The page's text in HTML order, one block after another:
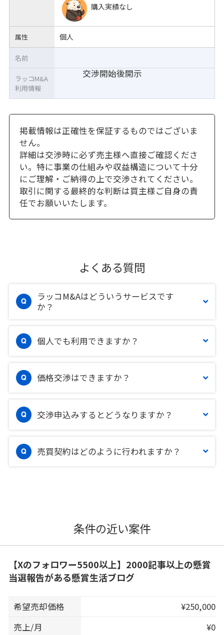
購入実績なし
属性 個人
交渉開始後開示
名前
ラッコM&A
利用情報
掲載情報は正確性を保証するものではございま
せん。
詳細は交渉時に必ず売主様へ直接ご確認くださ
い。特に事業の仕組みや収益構造について十分
にご理解・ご納得の上で交渉されてください。
取引に関する最終的な判断は買主様ご自身の責
任でお願いいたします。
よくある質問
ラッコM&Aはどういうサービスです
か？
個人でも利用できますか？
価格交渉はできますか？
交渉申込みするとどうなりますか？
売買契約はどのように行われますか？
条件の近い案件
【Xのフォロワー5500以上】2000記事以上の懸賞
当選報告がある懸賞生活ブログ
希望売却価格
¥250,000
売上/月
¥0